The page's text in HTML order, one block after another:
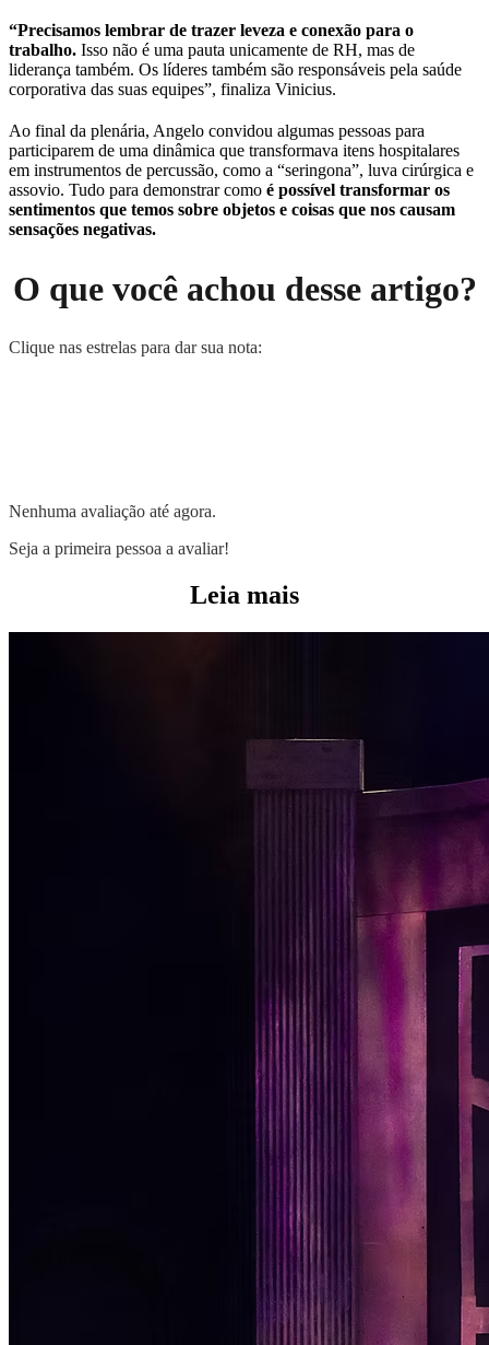
“Precisamos lembrar de trazer leveza e conexão para o
trabalho. Isso não é uma pauta unicamente de RH, mas de
liderança também. Os líderes também são responsáveis pela saúde
corporativa das suas equipes”, finaliza Vinicius.
Ao final da plenária, Angelo convidou algumas pessoas para
participarem de uma dinâmica que transformava itens hospitalares
em instrumentos de percussão, como a “seringona”, luva cirúrgica e
assovio. Tudo para demonstrar como é possível transformar os
sentimentos que temos sobre objetos e coisas que nos causam
sensações negativas.
O que você achou desse artigo?
Clique nas estrelas para dar sua nota:
Nenhuma avaliação até agora.
Seja a primeira pessoa a avaliar!
Leia mais
Código Corporativo de Conduta Ética
Educação Financeira
Política de Prevenção à Lavagem de Dinheiro
Política de Privacidade
Lei ECA Digital